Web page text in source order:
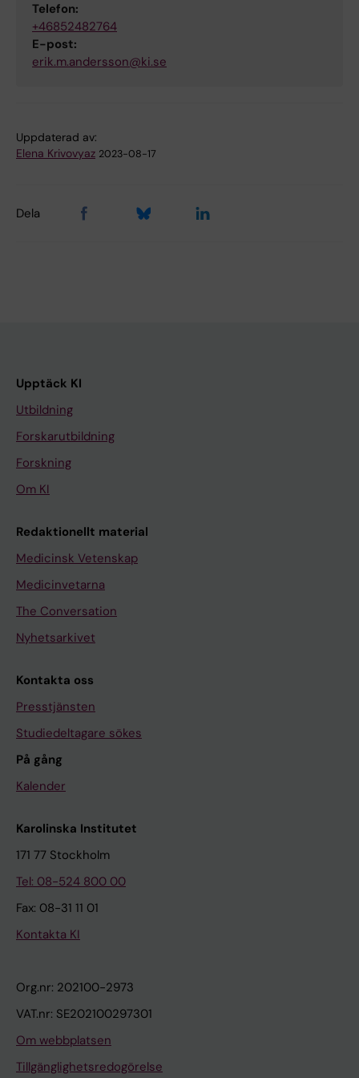
Telefon:
+46852482764
E-post:
erik.m.andersson@ki.se
Uppdaterad av:
Elena Krivovyaz 2023-08-17
Dela
Upptäck KI
Utbildning
Forskarutbildning
Forskning
Om KI
Redaktionellt material
Medicinsk Vetenskap
Medicinvetarna
The Conversation
Nyhetsarkivet
Kontakta oss
Presstjänsten
Studiedeltagare sökes
På gång
Kalender
Karolinska Institutet
171 77 Stockholm
Tel: 08-524 800 00
Fax: 08-31 11 01
Kontakta KI
Org.nr: 202100-2973
VAT.nr: SE202100297301
Om webbplatsen
Tillgänglighetsredogörelse